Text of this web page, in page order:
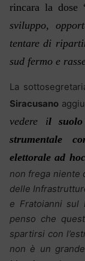
rincara la dose
sviluppo,
tentare di
sud fermo e
La
Siracusano
vedere il
strumentale
elettorale ad
non frega niente
delle
e Fratoianni sul
penso che
spartirsi con
non è un